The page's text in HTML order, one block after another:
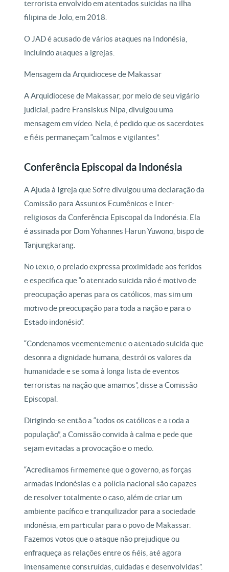
terrorista envolvido em atentados suicidas na ilha
filipina de Jolo, em 2018.
O JAD é acusado de vários ataques na Indonésia,
incluindo ataques a igrejas.
Mensagem da Arquidiocese de Makassar
A Arquidiocese de Makassar, por meio de seu vigário
judicial, padre Fransiskus Nipa, divulgou uma
mensagem em vídeo. Nela, é pedido que os sacerdotes
e fiéis permaneçam “calmos e vigilantes”.
Conferência Episcopal da Indonésia
A Ajuda à Igreja que Sofre divulgou uma declaração da
Comissão para Assuntos Ecumênicos e Inter-
religiosos da Conferência Episcopal da Indonésia. Ela
é assinada por Dom Yohannes Harun Yuwono, bispo de
Tanjungkarang.
No texto, o prelado expressa proximidade aos feridos
e especifica que “o atentado suicida não é motivo de
preocupação apenas para os católicos, mas sim um
motivo de preocupação para toda a nação e para o
Estado indonésio”.
“Condenamos veementemente o atentado suicida que
desonra a dignidade humana, destrói os valores da
humanidade e se soma à longa lista de eventos
terroristas na nação que amamos”, disse a Comissão
Episcopal.
Dirigindo-se então a “todos os católicos e a toda a
população”, a Comissão convida à calma e pede que
sejam evitadas a provocação e o medo.
“Acreditamos firmemente que o governo, as forças
armadas indonésias e a polícia nacional são capazes
de resolver totalmente o caso, além de criar um
ambiente pacífico e tranquilizador para a sociedade
indonésia, em particular para o povo de Makassar.
Fazemos votos que o ataque não prejudique ou
enfraqueça as relações entre os fiéis, até agora
intensamente construídas, cuidadas e desenvolvidas”.